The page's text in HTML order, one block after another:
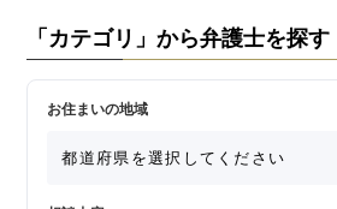
「カテゴリ」から弁護士を探す
お住まいの地域